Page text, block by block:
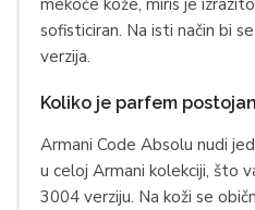
mekoće kože, miris je
sofisticiran. Na isti način bi
verzija.
Koliko je parfem
Armani Code Absolu nudi
u celoj Armani kolekciji, što
3004 verziju. Na koži se